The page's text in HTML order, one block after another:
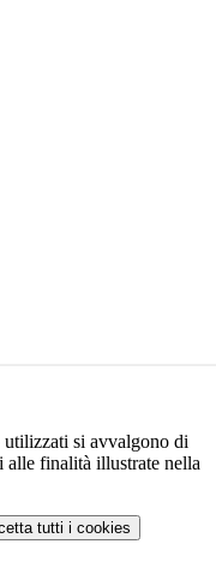
utilizzati si avvalgono di
alle finalità illustrate nella
tutti i cookies